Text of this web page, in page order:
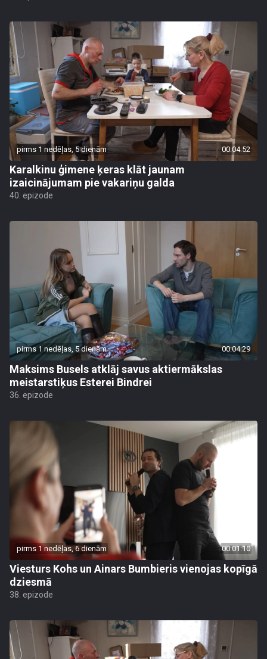
pirms 1 nedēļas, 5 dienām 00:04:52
Karalkinu ģimene ķeras klāt jaunam
izaicinājumam pie vakariņu galda
40. epizode
pirms 1 nedēļas, 5 dienām 00:04:29
Maksims Busels atklāj savus aktiermākslas
meistarstiķus Esterei Bindrei
36. epizode
pirms 1 nedēļas, 6 dienām 00:01:10
Viesturs Kohs un Ainars Bumbieris vienojas kopīgā
dziesmā
38. epizode